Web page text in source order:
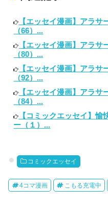
【エッセイ漫画】アラ
（66）...
【エッセイ漫画】アラ
（80）...
【エッセイ漫画】アラ
（92）...
【エッセイ漫画】アラ
（84）...
【コミックエッセイ】
ー（１）...
コミックエッセイ
4コマ漫画 こもる充電中